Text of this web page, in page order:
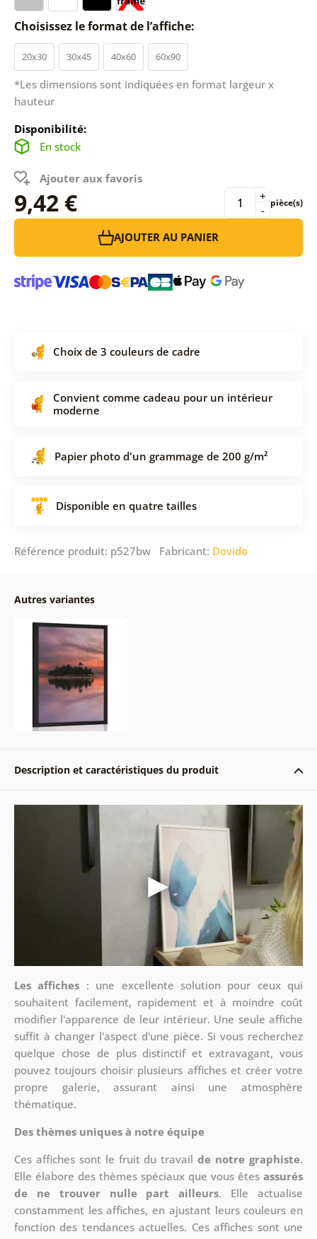
Choisissez le format de l’affiche:
20x30 30x45 40x60 60x90
*Les dimensions sont indiquées en format largeur x
hauteur
Disponibilité:
En stock
Ajouter aux favoris
9,42 € -
+ pièce(s)
AJOUTER AU PANIER
Choix de 3 couleurs de cadre
Convient comme cadeau pour un intérieur
moderne
Papier photo d'un grammage de 200 g/m²
Disponible en quatre tailles
Référence produit: p527bw Fabricant: Dovido
Autres variantes
Description et caractéristiques du produit
Les affiches : une excellente solution pour ceux qui
souhaitent facilement, rapidement et à moindre coût
modifier l'apparence de leur intérieur. Une seule affiche
suffit à changer l'aspect d'une pièce. Si vous recherchez
quelque chose de plus distinctif et extravagant, vous
pouvez toujours choisir plusieurs affiches et créer votre
propre galerie, assurant ainsi une atmosphère
thématique.
Des thèmes uniques à notre équipe
Ces affiches sont le fruit du travail de notre graphiste.
Elle élabore des thèmes spéciaux que vous êtesassurés
de ne trouver nulle part ailleurs. Elle actualise
constamment les affiches, en ajustant leurs couleurs en
fonction des tendances actuelles. Ces affiches sont une